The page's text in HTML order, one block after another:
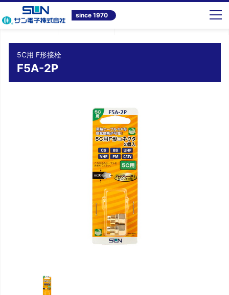
since 1970
トップ 商品情報 テレビ共同受信システム機器 5C用 F形接栓 F5A-2P
5C用 F形接栓
F5A-2P